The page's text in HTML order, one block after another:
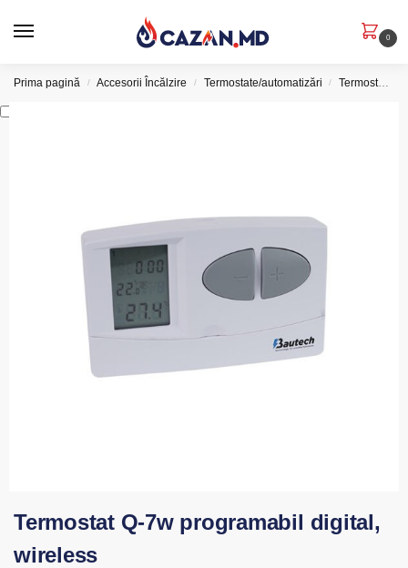
0
Prima pagină / Accesorii Încălzire / Termostate/automatizări / Termostate de ambient
Termostat Q-7w programabil digital,
wireless